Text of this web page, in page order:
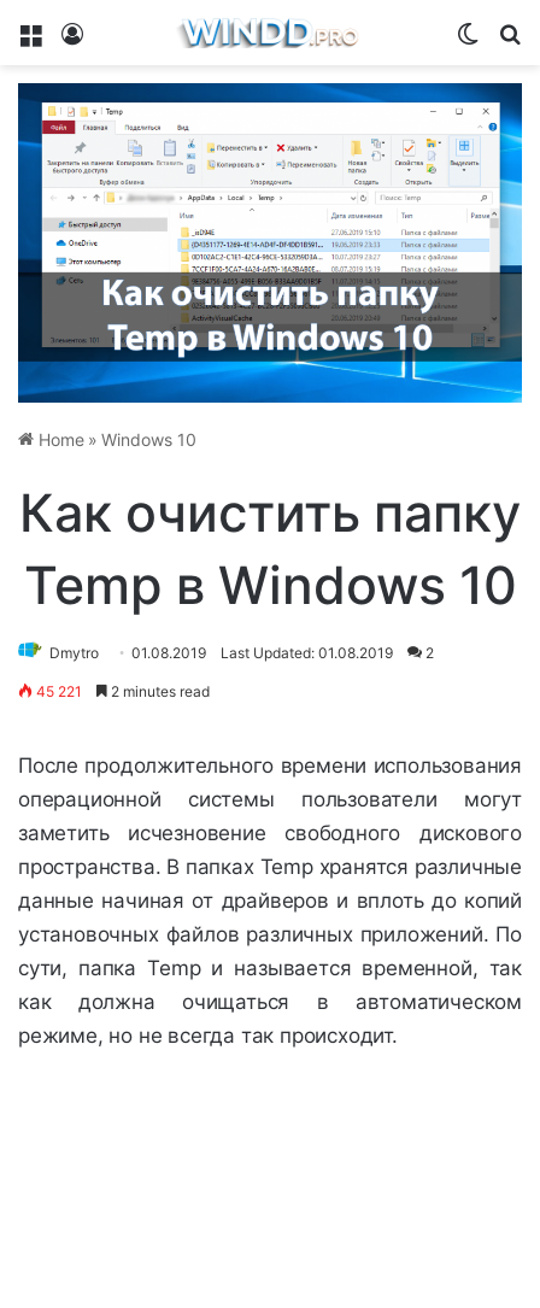
Menu
Home » Windows 10
Как очистить папку
Temp в Windows 10
Dmytro 01.08.2019 Last Updated: 01.08.2019 2
45 221 2 minutes read
После продолжительного времени использования
операционной системы пользователи могут
заметить исчезновение свободного дискового
пространства. В папках Temp хранятся различные
данные начиная от драйверов и вплоть до копий
установочных файлов различных приложений. По
сути, папка Temp и называется временной, так
как должна очищаться в автоматическом
режиме, но не всегда так происходит.